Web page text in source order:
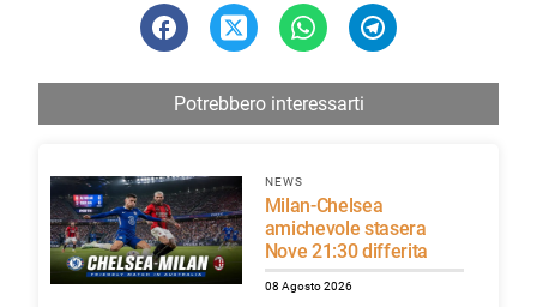
Potrebbero interessarti
NEWS
Milan-Chelsea
amichevole stasera
Nove 21:30 differita
08 Agosto 2026